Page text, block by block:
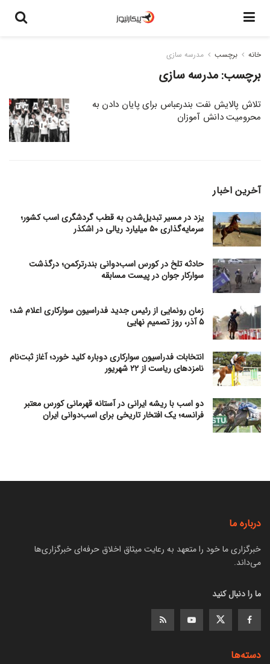
خانه برچسب مدرسه سازی
برچسب:مدرسه سازی
تلاش پالایش نفت بندرعباس برای پایان دادن به
محرومیت دانش آموزان
آخرین اخبار
یزد در مسیر تبدیل‌شدن به قطب گردشگری اسب کشور؛
سرمایه‌گذاری ۵۰ میلیارد ریالی در اشکذر
حادثه تلخ در کورس اسب‌دوانی بندرترکمن؛ درگذشت
سوارکار جوان در پیست مسابقه
زمان رونمایی از رئیس جدید فدراسیون سوارکاری اعلام شد؛
۵ آذر، روز تصمیم نهایی
انتخابات فدراسیون سوارکاری دوباره کلید خورد؛ آغاز ثبت‌نام
نامزدهای ریاست از ۲۲ شهریور
دو اسب با ریشه ایرانی در آستانه قهرمانی کورس معتبر
فرانسه؛ یک افتخار تاریخی برای اسب‌دوانی ایران
درباره ما
خبرگزاری ما خود را متعهد به رعایت میثاق اخلاق حرفه‌ای خبرگزاری‌ها
می‌داند.
ما را دنبال کنید
دسته‌ها